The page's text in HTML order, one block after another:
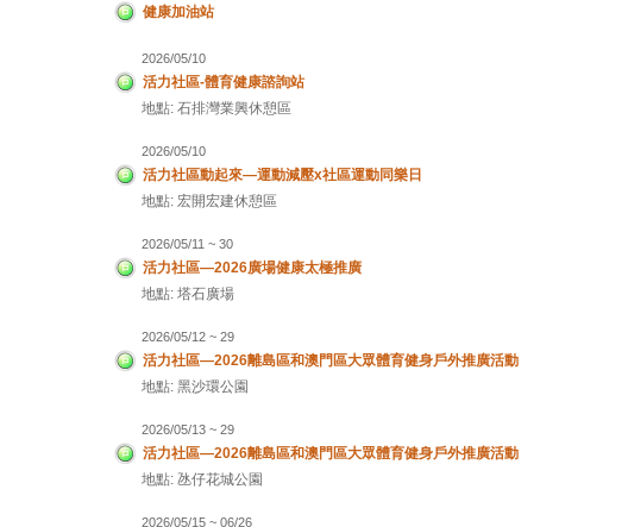
健康加油站
2026/05/10
活力社區-體育健康諮詢站
地點: 石排灣業興休憩區
2026/05/10
活力社區動起來—運動減壓x社區運動同樂日
地點: 宏開宏建休憩區
2026/05/11 ~ 30
活力社區—2026廣場健康太極推廣
地點: 塔石廣場
2026/05/12 ~ 29
活力社區—2026離島區和澳門區大眾體育健身戶外推廣活動
地點: 黑沙環公園
2026/05/13 ~ 29
活力社區—2026離島區和澳門區大眾體育健身戶外推廣活動
地點: 氹仔花城公園
2026/05/15 ~ 06/26